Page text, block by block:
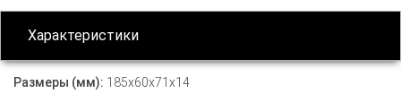
Характеристики
Размеры (мм): 185х60х71х14